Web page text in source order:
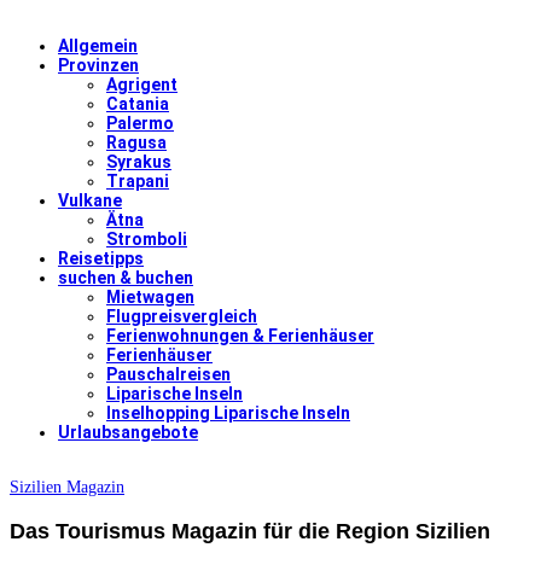
Allgemein
Provinzen
Agrigent
Catania
Palermo
Ragusa
Syrakus
Trapani
Vulkane
Ätna
Stromboli
Reisetipps
suchen & buchen
Mietwagen
Flugpreisvergleich
Ferienwohnungen & Ferienhäuser
Ferienhäuser
Pauschalreisen
Liparische Inseln
Inselhopping Liparische Inseln
Urlaubsangebote
Sizilien Magazin
Das Tourismus Magazin für die Region Sizilien